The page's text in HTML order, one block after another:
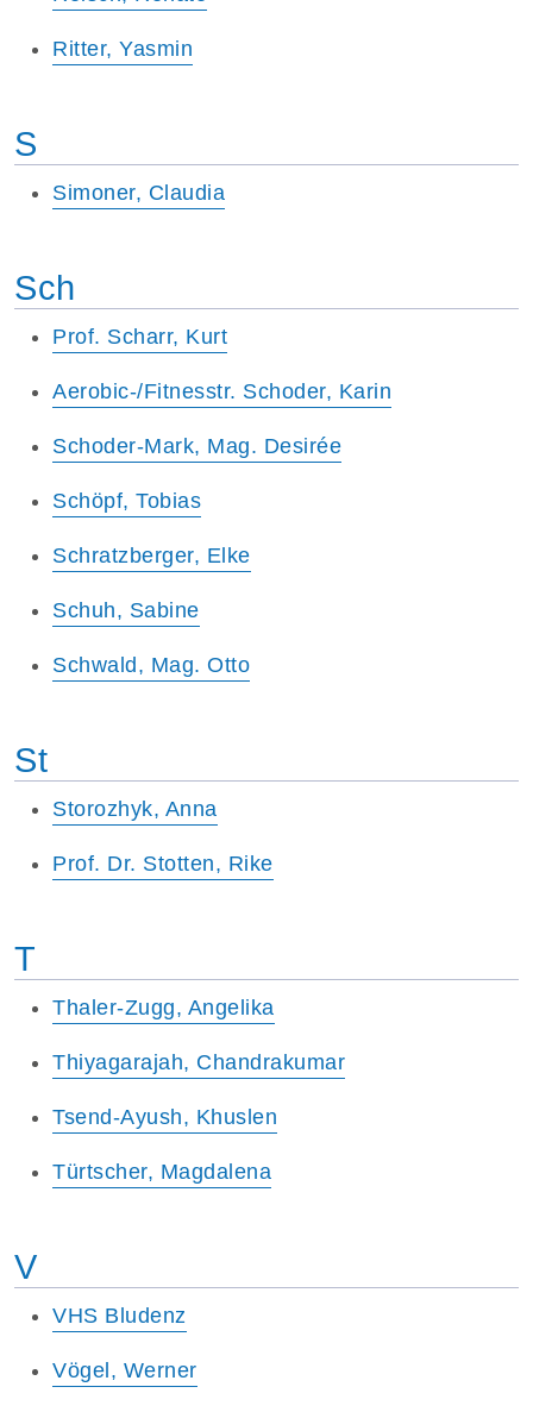
Ritter, Yasmin
S
Simoner, Claudia
Sch
Prof. Scharr, Kurt
Aerobic-/Fitnesstr. Schoder, Karin
Schoder-Mark, Mag. Desirée
Schöpf, Tobias
Schratzberger, Elke
Schuh, Sabine
Schwald, Mag. Otto
St
Storozhyk, Anna
Prof. Dr. Stotten, Rike
T
Thaler-Zugg, Angelika
Thiyagarajah, Chandrakumar
Tsend-Ayush, Khuslen
Türtscher, Magdalena
V
VHS Bludenz
Vögel, Werner